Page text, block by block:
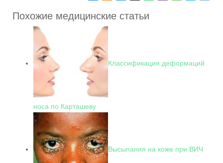
Похожие медицинские статьи
Классификация деформаций
носа по Карташеву
Высыпания на коже при ВИЧ